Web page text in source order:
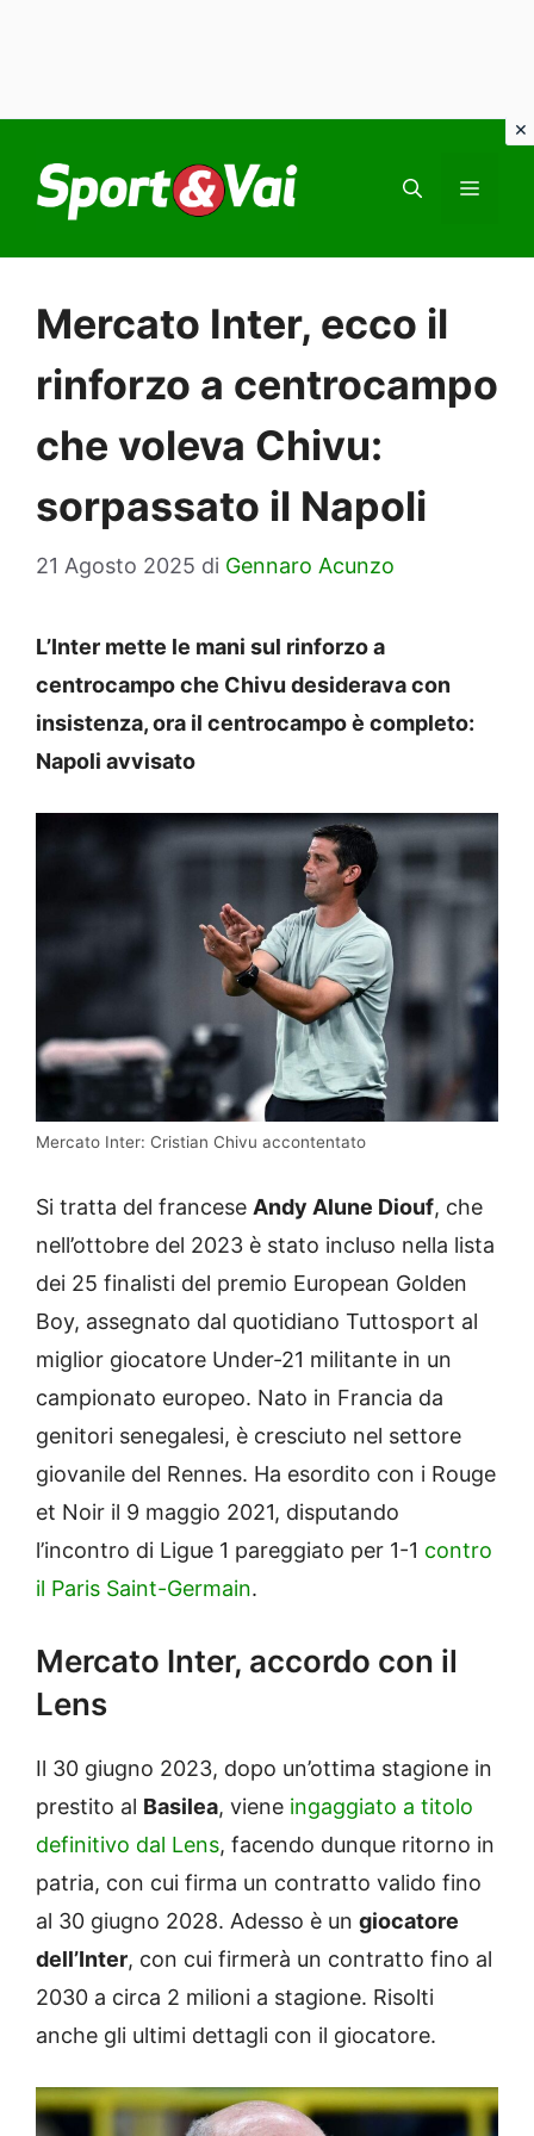
contenuto
Mercato Inter, ecco il
rinforzo a centrocampo
che voleva Chivu:
sorpassato il Napoli
21 Agosto 2025 di Gennaro Acunzo
L’Inter mette le mani sul rinforzo a
centrocampo che Chivu desiderava con
insistenza, ora il centrocampo è completo:
Napoli avvisato
Mercato Inter: Cristian Chivu accontentato
Si tratta del francese Andy Alune Diouf, che
nell’ottobre del 2023 è stato incluso nella lista
dei 25 finalisti del premio European Golden
Boy, assegnato dal quotidiano Tuttosport al
miglior giocatore Under-21 militante in un
campionato europeo. Nato in Francia da
genitori senegalesi, è cresciuto nel settore
giovanile del Rennes. Ha esordito con i Rouge
et Noir il 9 maggio 2021, disputando
l’incontro di Ligue 1 pareggiato per 1-1 contro
il Paris Saint-Germain.
Mercato Inter, accordo con il
Lens
Il 30 giugno 2023, dopo un’ottima stagione in
prestito al Basilea, viene ingaggiato a titolo
definitivo dal Lens, facendo dunque ritorno in
patria, con cui firma un contratto valido fino
al 30 giugno 2028. Adesso è un giocatore
dell’Inter, con cui firmerà un contratto fino al
2030 a circa 2 milioni a stagione. Risolti
anche gli ultimi dettagli con il giocatore.